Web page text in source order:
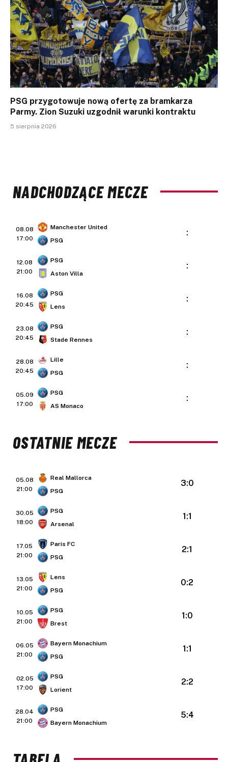
PSG przygotowuje nową ofertę za bramkarza
Parmy. Zion Suzuki uzgodnił warunki kontraktu
5 sierpnia 2026
NADCHODZĄCE MECZE
08.08
17:00
Manchester United
PSG
:
12.08
21:00
PSG
Aston Villa
:
16.08
20:45
PSG
Lens
:
23.08
20:45
PSG
Stade Rennes
:
28.08
20:45
Lille
PSG
:
05.09
17:00
PSG
AS Monaco
:
OSTATNIE MECZE
05.08
21:00
Real Mallorca
PSG
3:0
30.05
18:00
PSG
Arsenal
1:1
17.05
21:00
Paris FC
PSG
2:1
13.05
21:00
Lens
PSG
0:2
10.05
21:00
PSG
Brest
1:0
06.05
21:00
Bayern Monachium
PSG
1:1
02.05
17:00
PSG
Lorient
2:2
28.04
21:00
PSG
Bayern Monachium
5:4